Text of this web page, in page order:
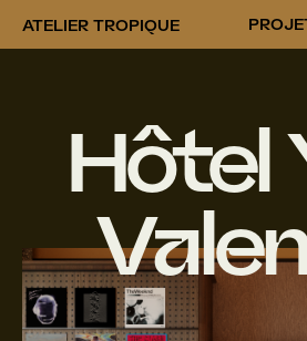
ATELIER TROPIQUE
Hôtel